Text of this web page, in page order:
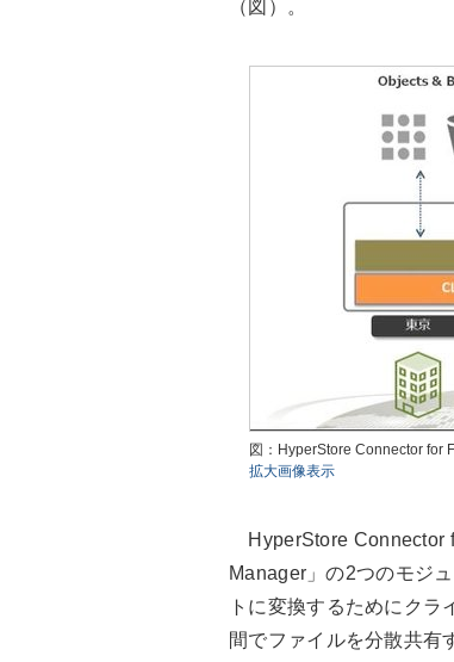
（図）。
図：HyperStore Connector for
拡大画像表示
HyperStore Connector
Manager」の2つのモジ
トに変換するためにク
間でファイルを分散共有